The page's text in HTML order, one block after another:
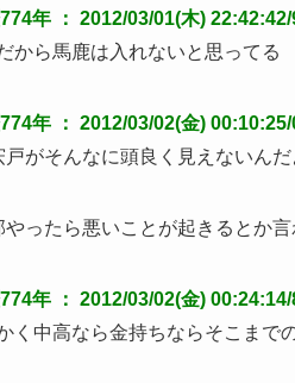
年 ： 2012/03/01(木)
から馬鹿は入れないと思ってる
年 ： 2012/03/02(金)
戸がそんなに頭良く見えないん
ったら悪いことが起きるとか言
年 ： 2012/03/02(金)
く中高なら金持ちならそこまで